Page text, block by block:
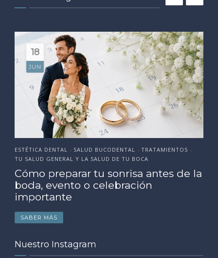
18
JUN
ESTÉTICA DENTAL • SALUD BUCODENTAL • TRATAMIENTOS •
TU SALUD GENERAL Y LA SALUD DE TU BOCA
Cómo preparar tu sonrisa antes de la
boda, evento o celebración
importante
SABER MÁS
Nuestro Instagram